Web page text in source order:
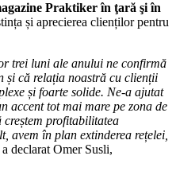
Praktiker în ţară şi în
și aprecierea clienților pentru
trei luni ale anului ne confirmă
și că relația noastră cu clienții
și foarte solide. Ne-a ajutat
accent tot mai mare pe zona de
creștem profitabilitatea
avem în plan extinderea rețelei,
a declarat Omer Susli,